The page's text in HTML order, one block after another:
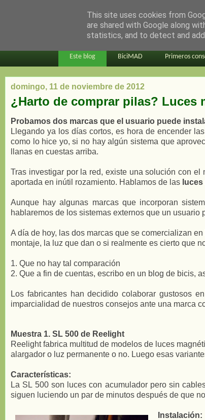
en bici por madrid
Este blog BiciMAD Primeros
domingo, 11 de noviembre de 2012
¿Harto de comprar pilas? Luces
Probamos dos marcas que el usuario puede
Llegando ya los días cortos, es hora de encender
como lo hice yo, si no hay algún sistema que
llanas en cuestas arriba.
Tras investigar por la red, existe una solución con
aportada en inútil rozamiento. Hablamos de las
Aunque hay algunas marcas que incorporan
hablaremos de los sistemas externos que un usuario
A día de hoy, las dos marcas que se comercializan
montaje, la luz que dan o si realmente es cierto que
1. Que no hay tal comparación
2. Que a fin de cuentas, escribo en un blog de bicis,
Los fabricantes han decidido colaborar gustosos
imparcialidad de nuestros consejos ante una marca
Muestra 1. SL 500 de Reelight
Reelight fabrica multitud de modelos de luces
alargador o luz permanente o no. Luego esas
Características:
La SL 500 son luces con acumulador pero sin
siguen luciendo un par de minutos después de que
Instalación:
This site uses cookies from
are shared with Google along
statistics, and to detect and